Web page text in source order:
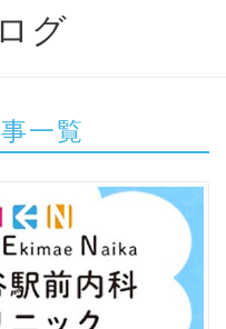
グ
一覧